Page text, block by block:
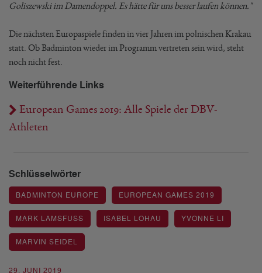
29. JUNI 2019
Goliszewski im Damendoppel. Es hätte für uns besser laufen können."
Die nächsten Europaspiele finden in vier Jahren im polnischen Krakau
statt. Ob Badminton wieder im Programm vertreten sein wird, steht
noch nicht fest.
Weiterführende Links
European Games 2019: Alle Spiele der DBV-
Athleten
Schlüsselwörter
BADMINTON EUROPE EUROPEAN GAMES 2019
MARK LAMSFUSS ISABEL LOHAU YVONNE LI
MARVIN SEIDEL